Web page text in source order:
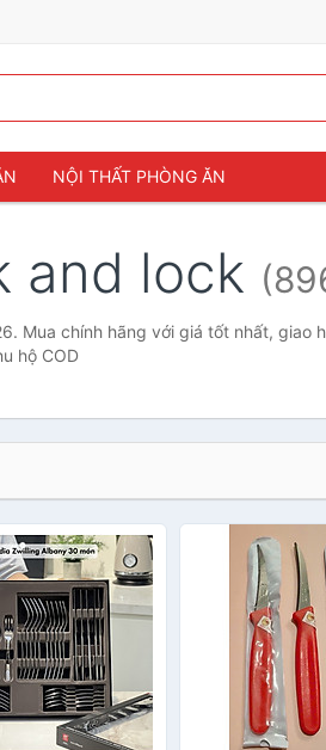
NỘI THẤT PHÒNG ĂN
and lock
Mua chính hãng với giá tốt nhất, giao
hộ COD